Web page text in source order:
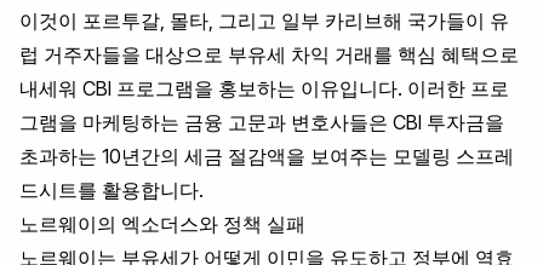
이것이 포르투갈, 몰타, 그리고 일부 카리브해 국가들이 유
럽 거주자들을 대상으로 부유세 차익 거래를 핵심 혜택으로
내세워 CBI 프로그램을 홍보하는 이유입니다. 이러한 프로
그램을 마케팅하는 금융 고문과 변호사들은 CBI 투자금을
초과하는 10년간의 세금 절감액을 보여주는 모델링 스프레
드시트를 활용합니다.
노르웨이의 엑소더스와 정책 실패
노르웨이는 부유세가 어떻게 이민을 유도하고 정부에 역효